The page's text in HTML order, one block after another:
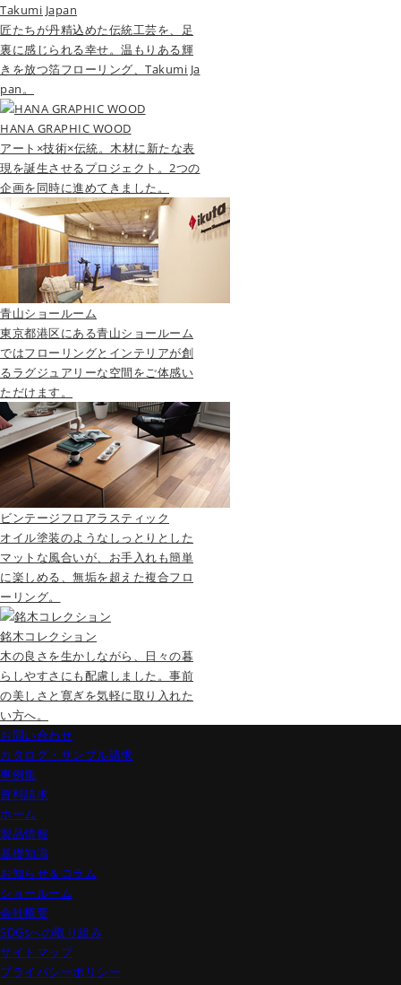
Takumi Japan
匠たちが丹精込めた伝統工芸を、足
裏に感じられる幸せ。温もりある輝
きを放つ箔フローリング、Takumi Ja
pan。
HANA GRAPHIC WOOD
アート×技術×伝統。木材に新たな表
現を誕生させるプロジェクト。2つの
企画を同時に進めてきました。
青山ショールーム
東京都港区にある青山ショールーム
ではフローリングとインテリアが創
るラグジュアリーな空間をご体感い
ただけます。
ビンテージフロアラスティック
オイル塗装のようなしっとりとした
マットな風合いが、お手入れも簡単
に楽しめる、無垢を超えた複合フロ
ーリング。
銘木コレクション
木の良さを生かしながら、日々の暮
らしやすさにも配慮しました。事前
の美しさと寛ぎを気軽に取り入れた
い方へ。
お問い合わせ
カタログ・サンプル請求
事例集
資料請求
ホーム
製品情報
基礎知識
お知らせ＆コラム
ショールーム
会社概要
SDGsへの取り組み
サイトマップ
プライバシーポリシー